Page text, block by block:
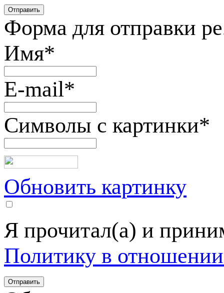
Форма для отправки
Имя*
E-mail*
Символы с картинки*
Обновить картинку
Я прочитал(а) и
Политику в